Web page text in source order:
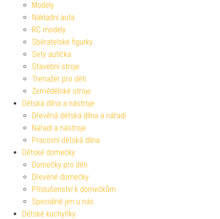
Modely
Nákladní auta
RC modely
Sběratelské figurky
Sety autíčka
Stavební stroje
Trenažér pro děti
Zemědělské stroje
Dětská dílna a nástroje
Dřevěná dětská dílna a nářadí
Nářadí a nástroje
Pracovní dětská dílna
Dětské domečky
Domečky pro děti
Dřevěné domečky
Příslušenství k domečkům
Speciálně jen u nás
Dětské kuchyňky